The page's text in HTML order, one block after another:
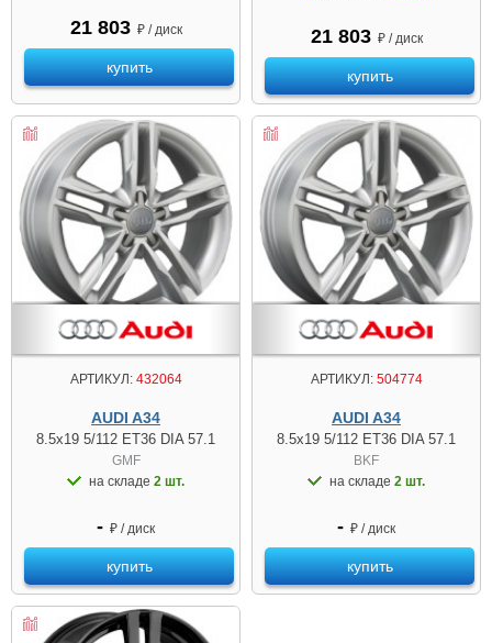
21 803 ₽ / диск
купить
21 803 ₽ / диск
купить
АРТИКУЛ:432064
AUDI A34
8.5x19 5/112 ET36 DIA 57.1
GMF
на складе 2 шт.
- ₽ / диск
купить
АРТИКУЛ:504774
AUDI A34
8.5x19 5/112 ET36 DIA 57.1
BKF
на складе 2 шт.
- ₽ / диск
купить